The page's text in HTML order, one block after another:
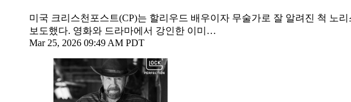
미국 크리스천포스트(CP)는 할리우드 배우이자 무술가로 잘 알려진 척 노
보도했다. 영화와 드라마에서 강인한 이미…
Mar 25, 2026 09:49 AM PDT